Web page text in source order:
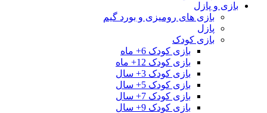
بازی و پازل
بازی های رومیزی و بورد گیم
پازل
بازی کودک
بازی کودک 6+ ماه
بازی کودک 12+ ماه
بازی کودک 3+ سال
بازی کودک 5+ سال
بازی کودک 7+ سال
بازی کودک 9+ سال